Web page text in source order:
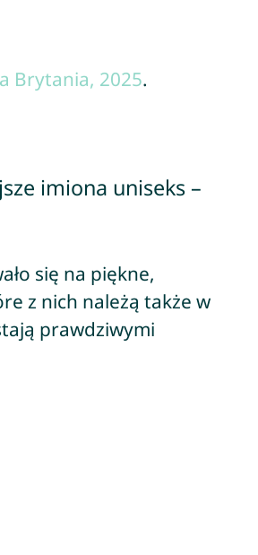
Brytania, 2025.
imiona uniseks –
się na piękne,
z nich należą także w
prawdziwymi